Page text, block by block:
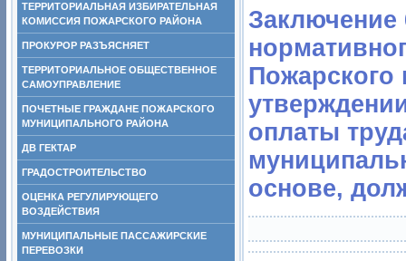
ТЕРРИТОРИАЛЬНАЯ ИЗБИРАТЕЛЬНАЯ
КОМИССИЯ ПОЖАРСКОГО РАЙОНА
ПРОКУРОР РАЗЪЯСНЯЕТ
ТЕРРИТОРИАЛЬНОЕ ОБЩЕСТВЕННОЕ
САМОУПРАВЛЕНИЕ
ПОЧЕТНЫЕ ГРАЖДАНЕ ПОЖАРСКОГО
МУНИЦИПАЛЬНОГО РАЙОНА
ДВ ГЕКТАР
ГРАДОСТРОИТЕЛЬСТВО
ОЦЕНКА РЕГУЛИРУЮЩЕГО
ВОЗДЕЙСТВИЯ
МУНИЦИПАЛЬНЫЕ ПАССАЖИРСКИЕ
ПЕРЕВОЗКИ
Заключение
Пожарского
оплаты
основе,